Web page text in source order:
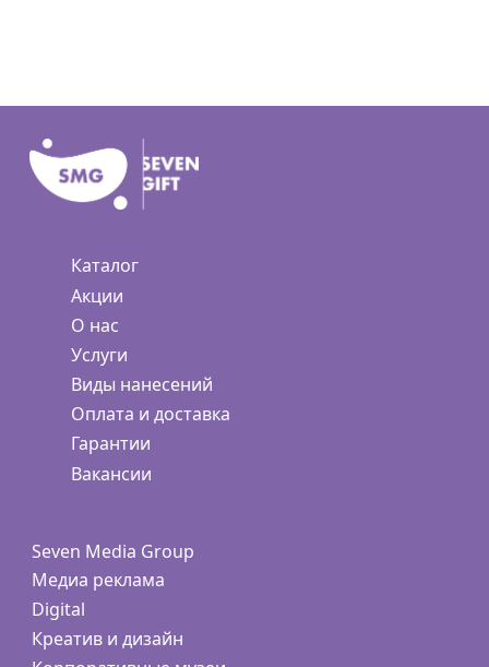
Каталог
Акции
О нас
Услуги
Виды нанесений
Оплата и доставка
Гарантии
Вакансии
Seven Media Group
Медиа реклама
Digital
Креатив и дизайн